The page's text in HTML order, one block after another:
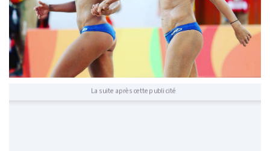
La suite après cette publicité